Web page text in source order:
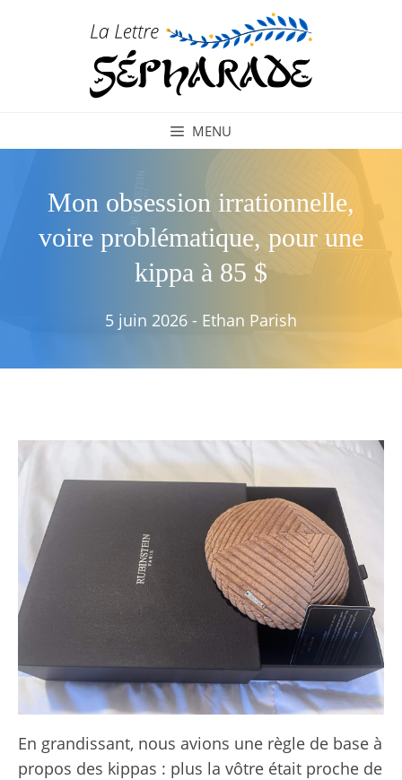
MENU
Mon obsession irrationnelle,
voire problématique, pour une
kippa à 85 $
5 juin 2026 - Ethan Parish
En grandissant, nous avions une règle de base à
propos des kippas : plus la vôtre était proche de